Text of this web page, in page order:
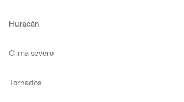
Huracán
Clima severo
Tornados